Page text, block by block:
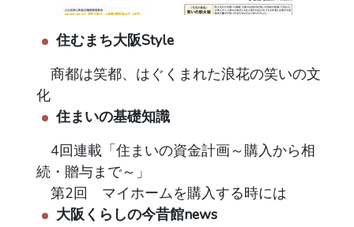
住むまち大阪Style
商都は笑都、はぐくまれた浪花の笑いの文
化
住まいの基礎知識
4回連載「住まいの資金計画～購入から相
続・贈与まで～」
第2回 マイホームを購入する時には
大阪くらしの今昔館news